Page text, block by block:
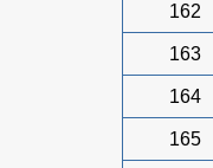
162
163
164
165